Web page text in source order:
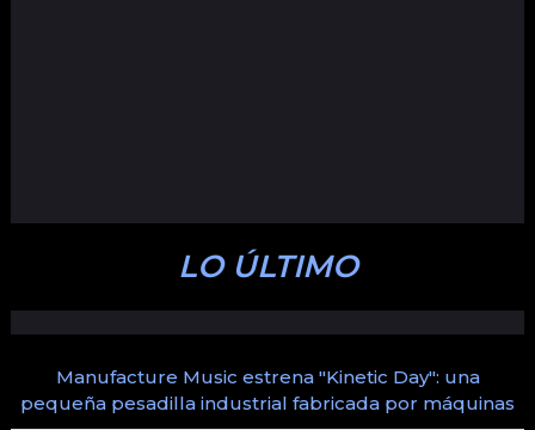
LO ÚLTIMO
Manufacture Music estrena "Kinetic Day": una
pequeña pesadilla industrial fabricada por máquinas